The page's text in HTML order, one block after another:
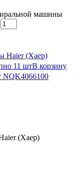
машины
Haier (Хаер)
11 штВ корзину
NQK4066100
(Хаер)